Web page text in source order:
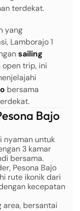
terdekat.
yang
Lamborajo 1
sailing
open trip, ini
bersama
Bajo
nyaman untuk
3 kamar
bersama.
Pesona Bajo
rute ikonik dari
kecepatan
area, bersantai